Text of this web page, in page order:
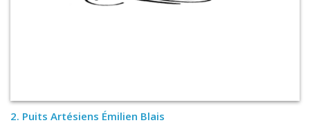
2. Puits Artésiens Émilien Blais